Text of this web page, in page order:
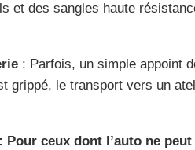
et des sangles haute
: Parfois, un simple appoint
grippé, le transport vers un
Pour ceux dont l’auto ne